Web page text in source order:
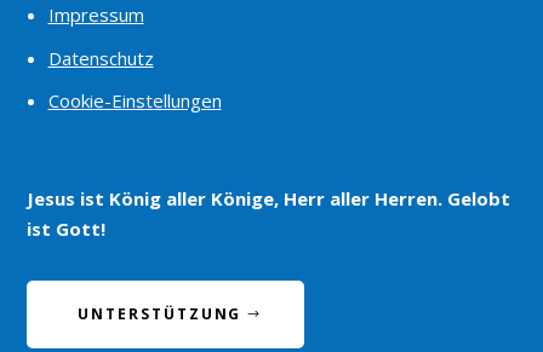
Impressum
Datenschutz
Cookie-Einstellungen
Jesus ist König aller Könige, Herr aller Herren. Gelobt
ist Gott!
UNTERSTÜTZUNG